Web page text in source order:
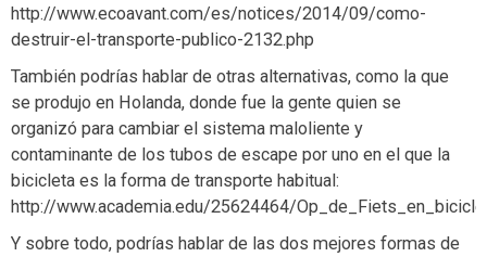
http://www.ecoavant.com/es/notices/2014/09/como-
destruir-el-transporte-publico-2132.php
También podrías hablar de otras alternativas, como la que
se produjo en Holanda, donde fue la gente quien se
organizó para cambiar el sistema maloliente y
contaminante de los tubos de escape por uno en el que la
bicicleta es la forma de transporte habitual:
http://www.academia.edu/25624464/
Y sobre todo, podrías hablar de las dos mejores formas de